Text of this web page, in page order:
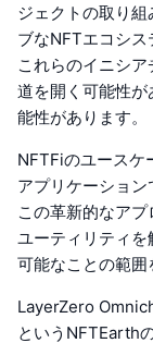
ジェクトの取り
ブなNFTエコシス
これらのイニシ
道を開く可能性
能性があります。
NFTFiのユースケ
アプリケーション
この革新的なア
ユーティリティ
可能なことの範囲
LayerZero
というNFTEarth